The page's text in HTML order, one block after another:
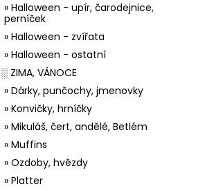
» Halloween - upír, čarodejnice,
perníček
» Halloween - zvířata
» Halloween - ostatní
░ ZIMA, VÁNOCE
» Dárky, punčochy, jmenovky
» Konvičky, hrníčky
» Mikuláš, čert, andělé, Betlém
» Muffins
» Ozdoby, hvězdy
» Platter